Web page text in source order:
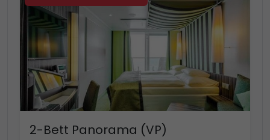
2-Bett Panorama (VP)